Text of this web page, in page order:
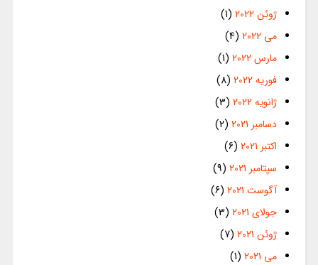
ژوئن 2022
(1)
می 2022
(4)
مارس 2022
(1)
فوریه 2022
(8)
ژانویه 2022
(3)
دسامبر 2021
(2)
اکتبر 2021
(6)
سپتامبر 2021
(9)
آگوست 2021
(6)
جولای 2021
(3)
ژوئن 2021
(7)
می 2021
(1)